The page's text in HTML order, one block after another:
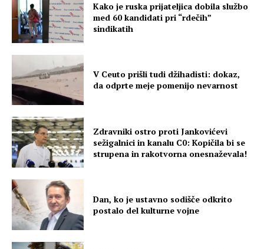
Kako je ruska prijateljica dobila službo
med 60 kandidati pri “rdečih”
sindikatih
V Ceuto prišli tudi džihadisti: dokaz,
da odprte meje pomenijo nevarnost
Zdravniki ostro proti Jankovićevi
sežigalnici in kanalu C0: Kopičila bi se
strupena in rakotvorna onesnaževala!
Dan, ko je ustavno sodišče odkrito
postalo del kulturne vojne